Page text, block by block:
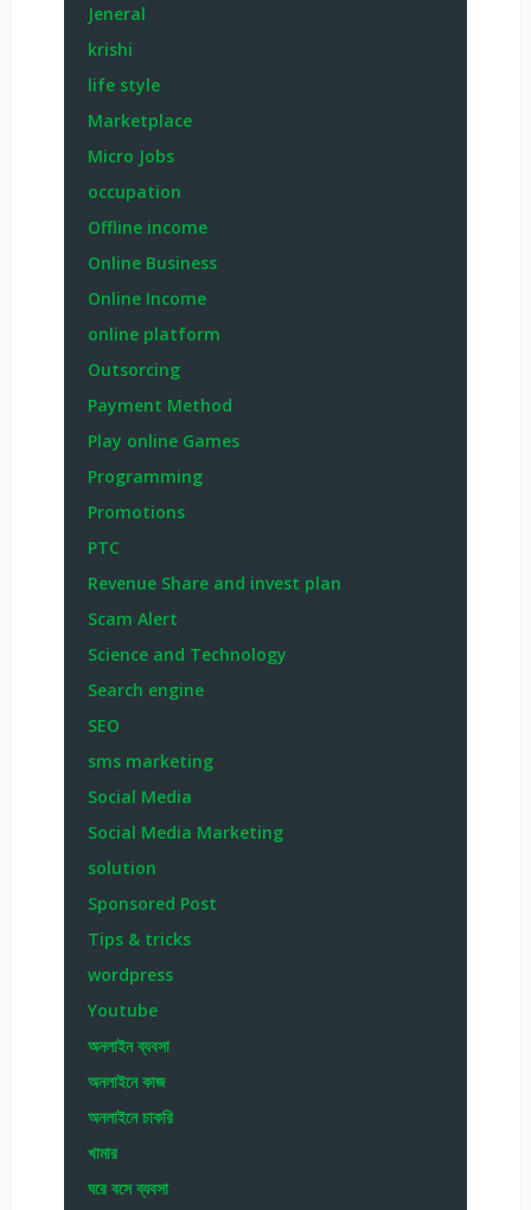
Jeneral
krishi
life style
Marketplace
Micro Jobs
occupation
Offline income
Online Business
Online Income
online platform
Outsorcing
Payment Method
Play online Games
Programming
Promotions
PTC
Revenue Share and invest plan
Scam Alert
Science and Technology
Search engine
SEO
sms marketing
Social Media
Social Media Marketing
solution
Sponsored Post
Tips & tricks
wordpress
Youtube
অনলাইন ব্যবসা
অনলাইনে কাজ
অনলাইনে চাকরি
খামার
ঘরে বসে ব্যবসা